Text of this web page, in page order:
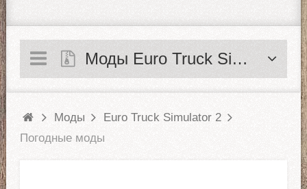
Моды Euro Truck Simulator 2
Моды
Euro Truck Simulator 2
Погодные моды